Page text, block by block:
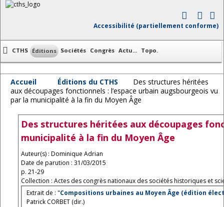
Accessibilité (partiellement conforme)
CTHS Éditions Sociétés Congrès Actu... Topo.
Accueil Éditions du CTHS
Des structures héritées
aux découpages fonctionnels : l’espace urbain augsbourgeois vu
par la municipalité à la fin du Moyen Âge
Des structures héritées aux découpages
municipalité à la fin du Moyen Âge
Auteur(s) : Dominique Adrian
Date de parution : 31/03/2015
p. 21-29
Collection : Actes des congrès nationaux des sociétés historiques et
Extrait de : "Compositions urbaines au Moyen Âge (édition
Patrick CORBET (dir.)